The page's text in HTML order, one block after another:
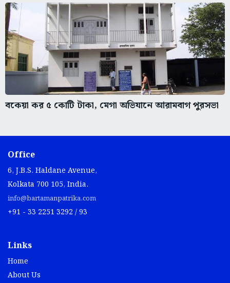
বকেয়া কর ৫ কোটি টাকা, মেগা অভিযানে আরামবাগ পুরসভা
Office
6, J.B.S. Haldane Avenue,
Kolkata 700 105, India.
info@bartamanpatrika.com
+91 - 33 2251 3292 / 93
Links
Home
About Us